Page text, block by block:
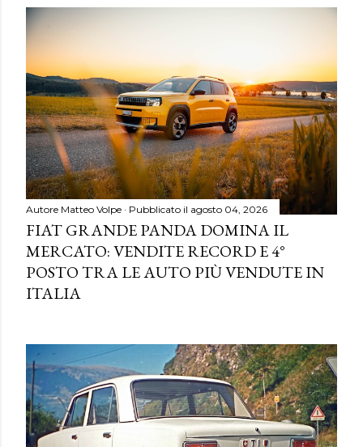
Autore Matteo Volpe Pubblicato il agosto 04, 2026
FIAT GRANDE PANDA DOMINA IL
MERCATO: VENDITE RECORD E 4°
POSTO TRA LE AUTO PIÙ VENDUTE IN
ITALIA